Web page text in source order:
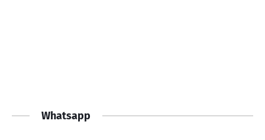
Whatsapp